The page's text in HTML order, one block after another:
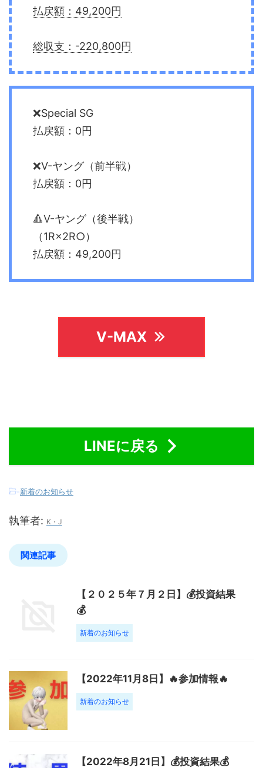
払戻額：49,200円
総収支：-220,800円
❌Special SG
払戻額：0円
❌V-ヤング（前半戦）
払戻額：0円
🔺V-ヤング（後半戦）
（1R×2R○）
払戻額：49,200円
V-MAX
LINEに戻る
-新着のお知らせ
執筆者: K・J
関連記事
【２０２５年７月２日】💰投資結果
💰
新着のお知らせ
【2022年11月8日】🔥参加情報🔥
新着のお知らせ
【2022年8月21日】💰投資結果💰